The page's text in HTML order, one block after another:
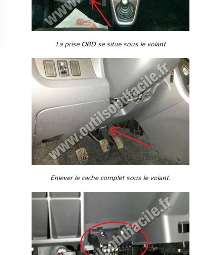
La prise OBD se situe sous le volant
Enlever le cache complet sous le volant.